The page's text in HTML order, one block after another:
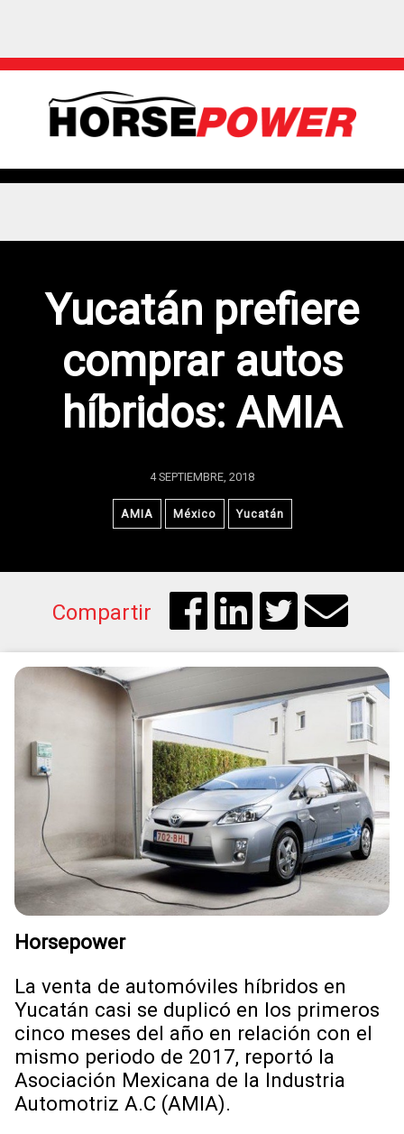
Yucatán prefiere
comprar autos
híbridos: AMIA
4 SEPTIEMBRE, 2018
AMIA México Yucatán
Compartir
Horsepower
La venta de automóviles híbridos en
Yucatán casi se duplicó en los primeros
cinco meses del año en relación con el
mismo periodo de 2017, reportó la
Asociación Mexicana de la Industria
Automotriz A.C (AMIA).